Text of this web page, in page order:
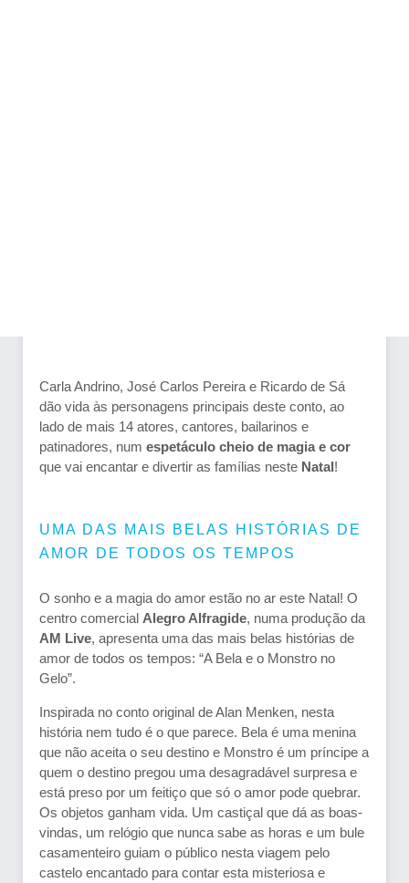
Carla Andrino, José Carlos Pereira e Ricardo de Sá
dão vida às personagens principais deste conto, ao
lado de mais 14 atores, cantores, bailarinos e
patinadores, num espetáculo cheio de magia e cor
que vai encantar e divertir as famílias neste Natal!
UMA DAS MAIS BELAS HISTÓRIAS DE
AMOR DE TODOS OS TEMPOS
O sonho e a magia do amor estão no ar este Natal! O
centro comercial Alegro Alfragide, numa produção da
AM Live, apresenta uma das mais belas histórias de
amor de todos os tempos: “A Bela e o Monstro no
Gelo”.
Inspirada no conto original de Alan Menken, nesta
história nem tudo é o que parece. Bela é uma menina
que não aceita o seu destino e Monstro é um príncipe a
quem o destino pregou uma desagradável surpresa e
está preso por um feitiço que só o amor pode quebrar.
Os objetos ganham vida. Um castiçal que dá as boas-
vindas, um relógio que nunca sabe as horas e um bule
casamenteiro guiam o público nesta viagem pelo
castelo encantado para contar esta misteriosa e